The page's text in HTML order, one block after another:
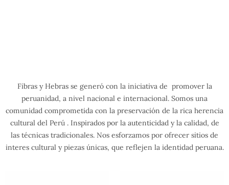
Fibras y Hebras se generó con la iniciativa de promover la
peruanidad, a nivel nacional e internacional. Somos una
comunidad comprometida con la preservación de la rica herencia
cultural del Perú . Inspirados por la autenticidad y la calidad, de
las técnicas tradicionales. Nos esforzamos por ofrecer sitios de
interes cultural y piezas únicas, que reflejen la identidad peruana.